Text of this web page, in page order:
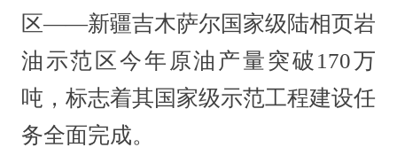
区——新疆吉木萨尔国家级陆相页岩
油示范区今年原油产量突破170万
吨，标志着其国家级示范工程建设任
务全面完成。